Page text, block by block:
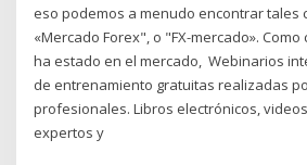
eso podemos a menudo encontrar tales
«Mercado Forex", o "FX-mercado».
ha estado en el mercado, Webinarios
de entrenamiento gratuitas realizadas
profesionales. Libros electrónicos,
expertos y